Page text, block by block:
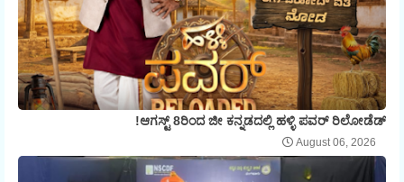
ಆಗಸ್ಟ್ 8ರಿಂದ ಜೀ ಕನ್ನಡದಲ್ಲಿ ಹಳ್ಳಿ ಪವರ್ ರಿಲೋಡೆಡ್!
August 06, 2026